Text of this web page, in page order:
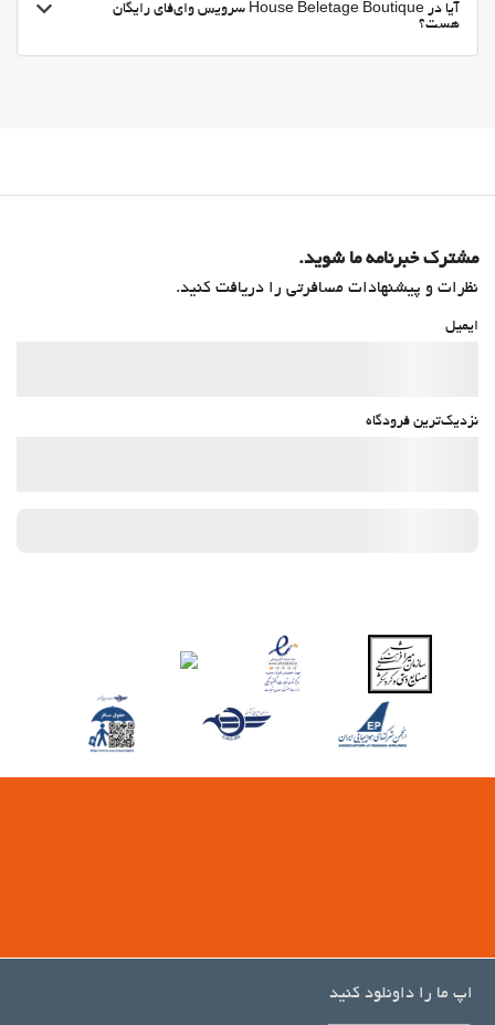
آیا در House Beletage Boutique سرویس وای‌فای رایگان
هست؟
مشترک خبرنامه ما شوید.
نظرات و پیشنهادات مسافرتی را دریافت کنید.
ایمیل
نزدیک‌ترین فرودگاه
اپ ما را داونلود کنید